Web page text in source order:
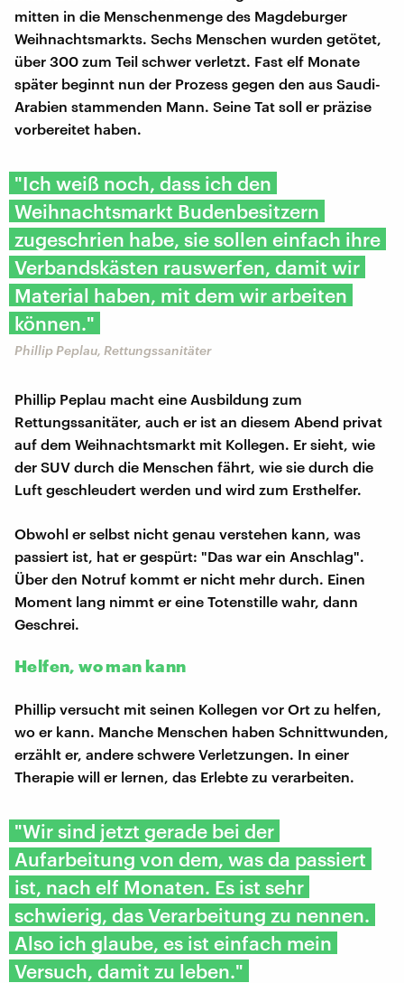
mitten in die Menschenmenge des Magdeburger
Weihnachtsmarkts. Sechs Menschen wurden getötet,
über 300 zum Teil schwer verletzt. Fast elf Monate
später beginnt nun der Prozess gegen den aus Saudi-
Arabien stammenden Mann. Seine Tat soll er präzise
vorbereitet haben.
"Ich weiß noch, dass ich den
Weihnachtsmarkt Budenbesitzern
zugeschrien habe, sie sollen einfach ihre
Verbandskästen rauswerfen, damit wir
Material haben, mit dem wir arbeiten
können."
Phillip Peplau, Rettungssanitäter
Phillip Peplau macht eine Ausbildung zum
Rettungssanitäter, auch er ist an diesem Abend privat
auf dem Weihnachtsmarkt mit Kollegen. Er sieht, wie
der SUV durch die Menschen fährt, wie sie durch die
Luft geschleudert werden und wird zum Ersthelfer.
Obwohl er selbst nicht genau verstehen kann, was
passiert ist, hat er gespürt: "Das war ein Anschlag".
Über den Notruf kommt er nicht mehr durch. Einen
Moment lang nimmt er eine Totenstille wahr, dann
Geschrei.
Helfen, wo man kann
Phillip versucht mit seinen Kollegen vor Ort zu helfen,
wo er kann. Manche Menschen haben Schnittwunden,
erzählt er, andere schwere Verletzungen. In einer
Therapie will er lernen, das Erlebte zu verarbeiten.
"Wir sind jetzt gerade bei der
Aufarbeitung von dem, was da passiert
ist, nach elf Monaten. Es ist sehr
schwierig, das Verarbeitung zu nennen.
Also ich glaube, es ist einfach mein
Versuch, damit zu leben."